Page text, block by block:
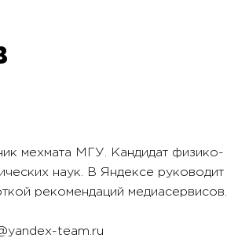
мехмата МГУ. Кандидат физико-
наук. В Яндексе руководит
рекомендаций медиасервисов.
team.ru